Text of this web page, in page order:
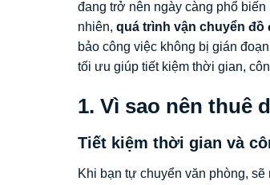
đang trở nên ngày càng phổ
nhiên, quá trình vận chuyển đồ
bảo công việc không bị gián
tối ưu giúp tiết kiệm thời gian,
1. Vì sao nên thuê
Tiết kiệm thời gian và
Khi bạn tự chuyển văn phòng,